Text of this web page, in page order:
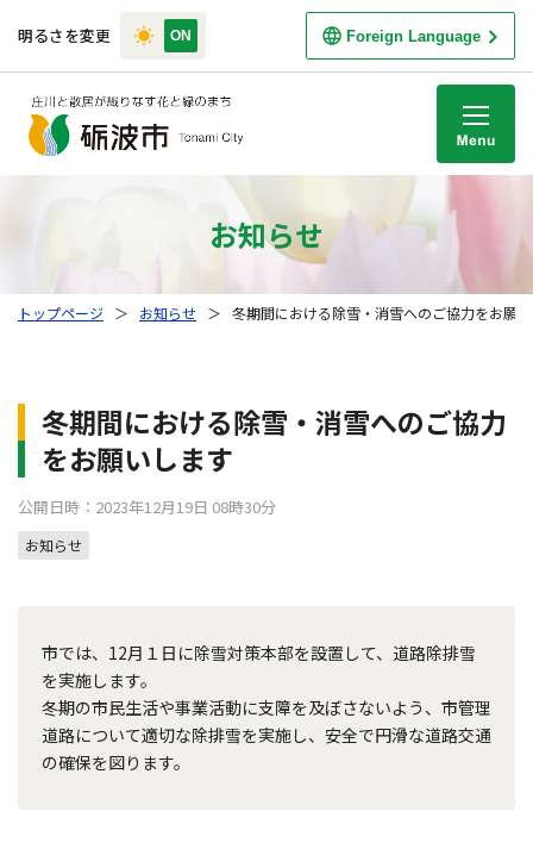
明るさを変更 Foreign Language
お知らせ
トップページ ＞ お知らせ ＞ 冬期間における除雪・消雪へのご協力をお願
冬期間における除雪・消雪へのご協力
をお願いします
公開日時：2023年12月19日 08時30分
お知らせ
市では、12月１日に除雪対策本部を設置して、道路除排雪
を実施します。
冬期の市民生活や事業活動に支障を及ぼさないよう、市管理
道路について適切な除排雪を実施し、安全で円滑な道路交通
の確保を図ります。